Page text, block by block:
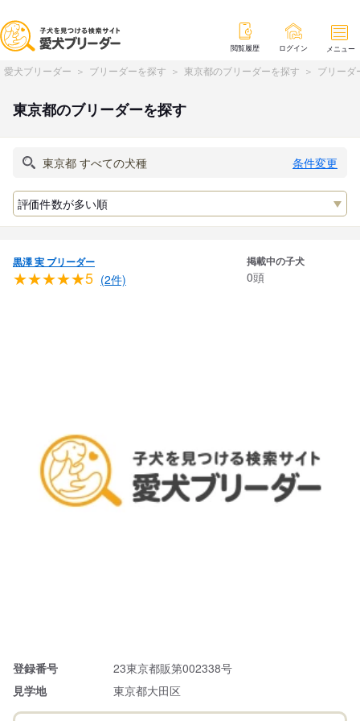
閲覧履歴 ログイン メニュー
愛犬ブリーダー ブリーダーを探す 東京都のブリーダーを探す ブリーダ
東京都のブリーダーを探す
条件変更
黒澤 実 ブリーダー
★★★★★5 (2件)
掲載中の子犬
0頭
登録番号
23東京都販第002338号
見学地
東京都大田区